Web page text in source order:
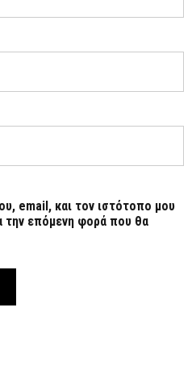
email, και τον ιστότοπο μου
την επόμενη φορά που θα